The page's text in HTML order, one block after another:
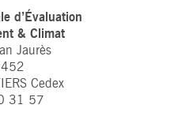
d’Évaluation
& Climat
Jaurès
Cedex
31 57